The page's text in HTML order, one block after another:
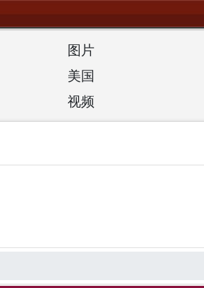
图片
美国
视频